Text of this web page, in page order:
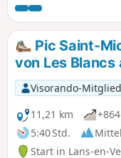
einzigartiges
Muss in der Region.
Visorando:
zwei anderen: 1- Der
über die Croix des
Saint-Michel. Sehr
Meinung nach eine
beiden anderen:
ob dies
oder nicht.
Pic Saint-
von Les Blancs
Visorando-Mitglied
11,21 km
5:40 Std.
Mittel
Start in Lans-en-